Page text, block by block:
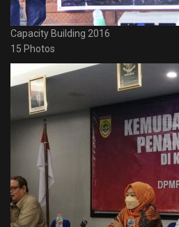
Capacity Building 2016
15 Photos